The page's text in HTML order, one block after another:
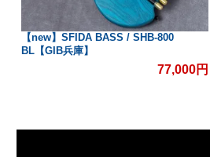
【new】SFIDA BASS / SHB-800
BL【GIB兵庫】
77,000円